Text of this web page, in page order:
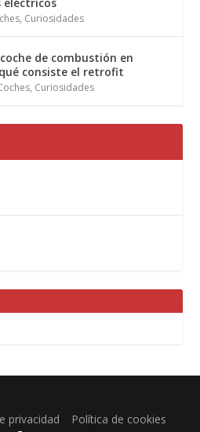
, Curiosidades
de combustión en
consiste el retrofit
, Curiosidades
privacidad Política de cookies